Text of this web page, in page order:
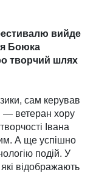
вийде
Боюка
творчий шлях
сам керував
— ветеран хору
Івана
А ще успішно
подій. У
відоб­ражають